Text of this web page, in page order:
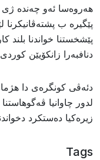
هەروەسا ئەو چەندە ژی
پێگیرە ب
پێشخستنا خواندنا
دنافبەرا زانکۆیێن
دئەڤى کونگرەى دا
لدور چاوانیا
زیرەکیا دەستکرد
Tags